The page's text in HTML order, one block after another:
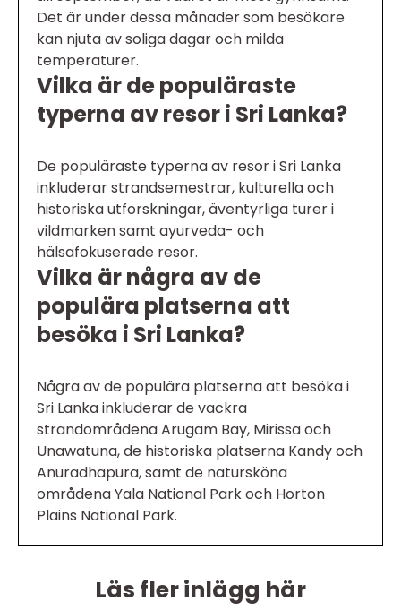
Det är under dessa månader som besökare
kan njuta av soliga dagar och milda
temperaturer.
Vilka är de populäraste
typerna av resor i Sri Lanka?
De populäraste typerna av resor i Sri Lanka
inkluderar strandsemestrar, kulturella och
historiska utforskningar, äventyrliga turer i
vildmarken samt ayurveda- och
hälsafokuserade resor.
Vilka är några av de
populära platserna att
besöka i Sri Lanka?
Några av de populära platserna att besöka i
Sri Lanka inkluderar de vackra
strandområdena Arugam Bay, Mirissa och
Unawatuna, de historiska platserna Kandy och
Anuradhapura, samt de natursköna
områdena Yala National Park och Horton
Plains National Park.
Läs fler inlägg här